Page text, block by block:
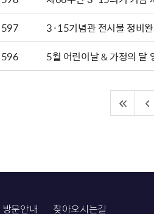
597
3·15기념관 전시물 정비
596
5월 어린이날 & 가정의 달
방문안내 찾아오시는길